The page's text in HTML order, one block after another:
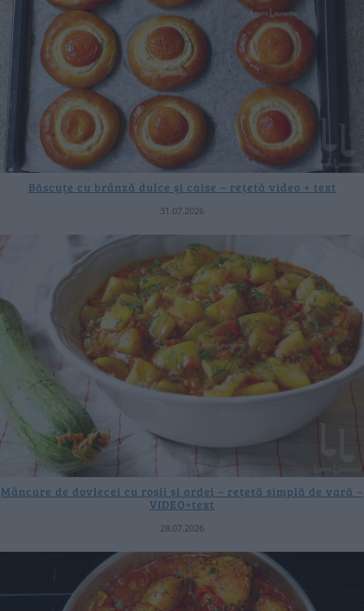
Băscuțe cu brânză dulce și caise – rețetă video + text
31.07.2026
Mâncare de dovlecei cu roșii și ardei – rețetă simplă de vară –
VIDEO+text
28.07.2026